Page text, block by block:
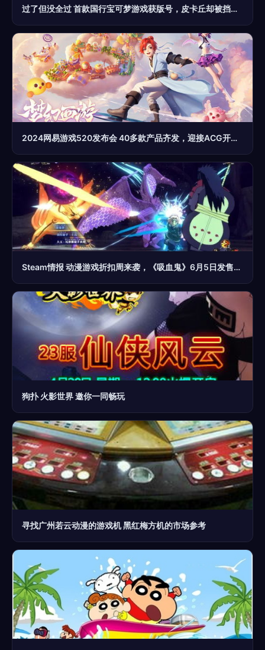
过了但没全过 首款国行宝可梦游戏获版号，皮卡丘却被挡住了
2024网易游戏520发布会 40多款产品齐发，迎接ACG开发新时代
Steam情报 动漫游戏折扣周来袭，《吸血鬼》6月5日发售，还有四款特惠游戏与深度开发新作
狗扑 火影世界 邀你一同畅玩
寻找广州若云动漫的游戏机 黑红梅方机的市场参考